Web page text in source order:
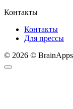
Контакты
Контакты
Для прессы
© 2026 ©